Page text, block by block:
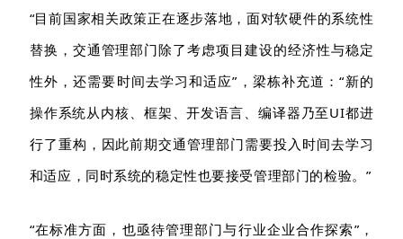
“目前国家相关政策正在逐步落地，面对软硬件的系统性
替换，交通管理部门除了考虑项目建设的经济性与稳定
性外 ，还需要时间去学习和适应”，梁栋补充道：“新的
操作系统从内核、框架、开发语言、编译器乃至UI都进
行了重构， 因此前期交通管理部门需要投入时间去学习
和适应，同时系统的稳定性也要接受管理部门的检验。 ”
“在标准方面， 也亟待管理部门与行业企业合作探索”，